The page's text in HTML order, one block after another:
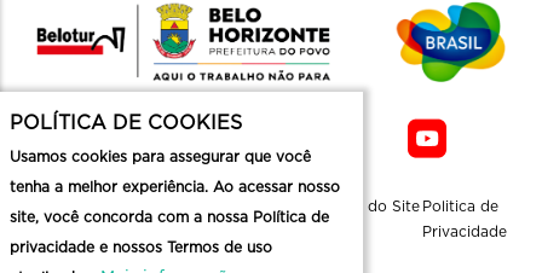
Mapa do Site Politica de
Privacidade
POLÍTICA DE COOKIES
Usamos cookies para assegurar que você
tenha a melhor experiência. Ao acessar nosso
site, você concorda com a nossa Política de
privacidade e nossos Termos de uso